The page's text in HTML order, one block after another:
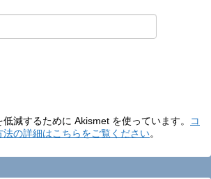
減するために Akismet を使っています。
コ
法の詳細はこちらをご覧ください。